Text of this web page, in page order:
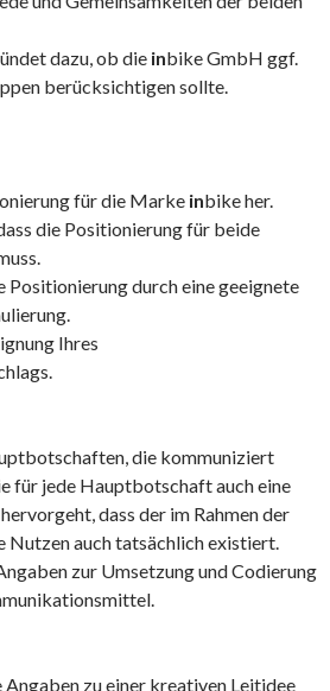
dazu, ob die inbike GmbH ggf.
berücksichtigen sollte.
für die Marke inbike her.
die Positionierung für beide
Positionierung durch eine geeignete
Ihres
die kommuniziert
für jede Hauptbotschaft auch eine
dass der im Rahmen der
Nutzen auch tatsächlich existiert.
zur Umsetzung und Codierung
zu einer kreativen Leitidee